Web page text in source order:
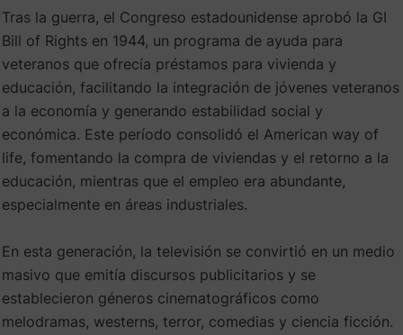
Tras la guerra, el Congreso estadounidense aprobó la GI
Bill of Rights en 1944, un programa de ayuda para
veteranos que ofrecía préstamos para vivienda y
educación, facilitando la integración de jóvenes veteranos
a la economía y generando estabilidad social y
económica. Este período consolidó el American way of
life, fomentando la compra de viviendas y el retorno a la
educación, mientras que el empleo era abundante,
especialmente en áreas industriales.
En esta generación, la televisión se convirtió en un medio
masivo que emitía discursos publicitarios y se
establecieron géneros cinematográficos como
melodramas, westerns, terror, comedias y ciencia ficción.